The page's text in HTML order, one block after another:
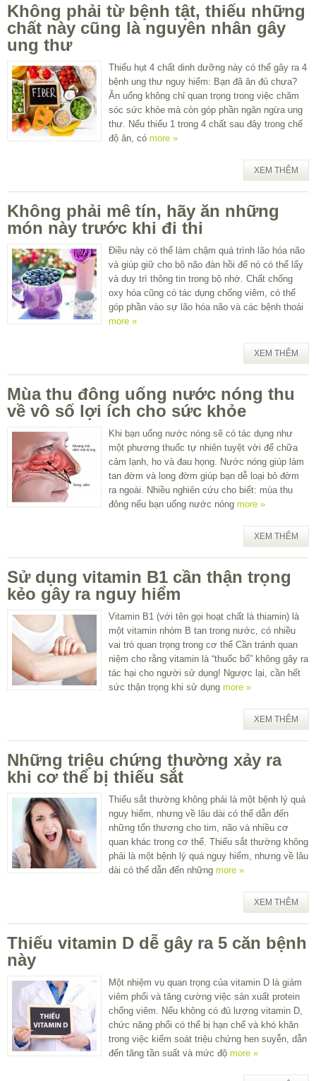
Không phải từ bệnh tật, thiếu những
chất này cũng là nguyên nhân gây
ung thư
Thiếu hụt 4 chất dinh dưỡng này có thể gây ra 4
bệnh ung thư nguy hiểm: Bạn đã ăn đủ chưa?
Ăn uống không chỉ quan trọng trong việc chăm
sóc sức khỏe mà còn góp phần ngăn ngừa ung
thư. Nếu thiếu 1 trong 4 chất sau đây trong chế
độ ăn, có more »
XEM THÊM
Không phải mê tín, hãy ăn những
món này trước khi đi thi
Điều này có thể làm chậm quá trình lão hóa não
và giúp giữ cho bộ não đàn hồi để nó có thể lấy
và duy trì thông tin trong bộ nhớ. Chất chống
oxy hóa cũng có tác dụng chống viêm, có thể
góp phần vào sự lão hóa não và các bệnh thoái
more »
XEM THÊM
Mùa thu đông uống nước nóng thu
về vô số lợi ích cho sức khỏe
Khi bạn uống nước nóng sẽ có tác dụng như
một phương thuốc tự nhiên tuyệt vời để chữa
cảm lạnh, ho và đau họng. Nước nóng giúp làm
tan đờm và long đờm giúp bạn dễ loại bỏ đờm
ra ngoài. Nhiều nghiên cứu cho biết: mùa thu
đông nếu bạn uống nước nóng more »
XEM THÊM
Sử dụng vitamin B1 cần thận trọng
kẻo gây ra nguy hiểm
Vitamin B1 (với tên gọi hoạt chất là thiamin) là
một vitamin nhóm B tan trong nước, có nhiều
vai trò quan trọng trong cơ thể Cần tránh quan
niệm cho rằng vitamin là “thuốc bổ” không gây ra
tác hại cho người sử dụng! Ngược lại, cần hết
sức thận trọng khi sử dụng more »
XEM THÊM
Những triệu chứng thường xảy ra
khi cơ thể bị thiếu sắt
Thiếu sắt thường không phải là một bệnh lý quá
nguy hiểm, nhưng về lâu dài có thể dẫn đến
những tổn thương cho tim, não và nhiều cơ
quan khác trong cơ thể. Thiếu sắt thường không
phải là một bệnh lý quá nguy hiểm, nhưng về lâu
dài có thể dẫn đến những more »
XEM THÊM
Thiếu vitamin D dễ gây ra 5 căn bệnh
này
Một nhiệm vụ quan trọng của vitamin D là giảm
viêm phổi và tăng cường việc sản xuất protein
chống viêm. Nếu không có đủ lượng vitamin D,
chức năng phổi có thể bị hạn chế và khó khăn
trong việc kiểm soát triệu chứng hen suyễn, dẫn
đến tăng tần suất và mức độ more »